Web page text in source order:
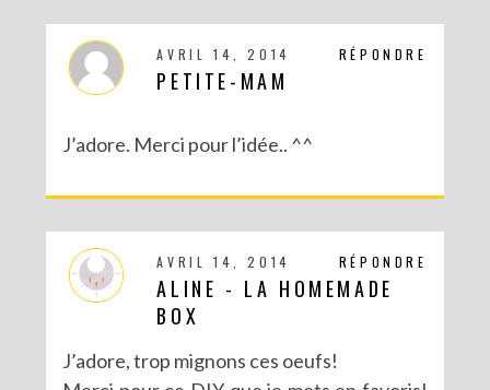
DIY CRÉE TON BULLET JOURNAL (AVEC SCAN N CUT)
RÉPONDRE
AVRIL 14, 2014
PETITE-MAM
J’adore. Merci pour l’idée.. ^^
RÉPONDRE
AVRIL 14, 2014
ALINE - LA HOMEMADE
BOX
J’adore, trop mignons ces oeufs!